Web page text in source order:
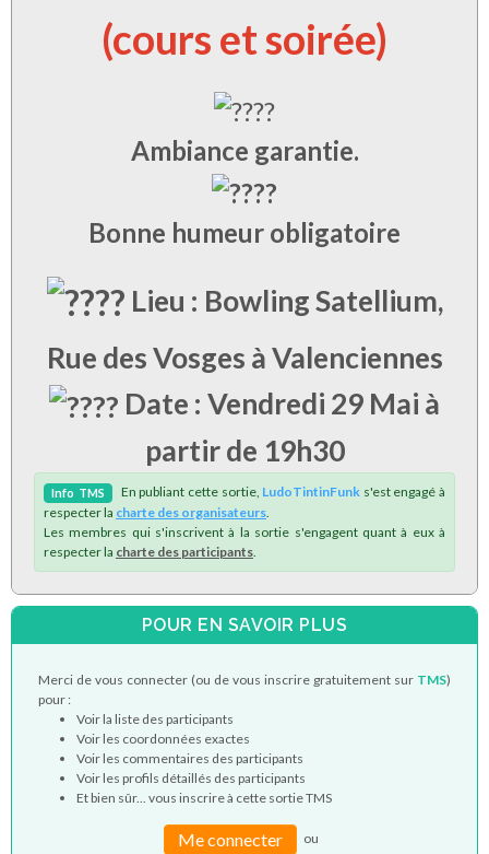
(cours et soirée)
Ambiance garantie.
Bonne humeur obligatoire
Lieu : Bowling Satellium,
Rue des Vosges à Valenciennes
Date : Vendredi 29 Mai à
partir de 19h30
Info TMS En publiant cette sortie, LudoTintinFunk s'est engagé à
respecter la charte des organisateurs
Les membres qui s'inscrivent à la sortie s'engagent quant à eux à
respecter la charte des participants
POUR EN SAVOIR PLUS
Merci de vous connecter (ou de vous inscrire gratuitement sur TMS)
pour :
Voir la liste des participants
Voir les coordonnées exactes
Voir les commentaires des participants
Voir les profils détaillés des participants
Et bien sûr... vous inscrire à cette sortie TMS
Me connecter ou